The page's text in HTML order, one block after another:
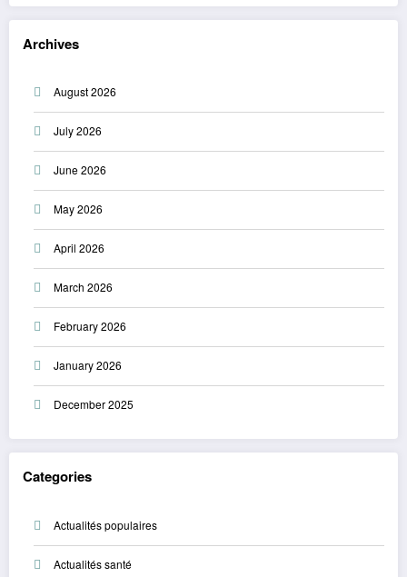
Archives
August 2026
July 2026
June 2026
May 2026
April 2026
March 2026
February 2026
January 2026
December 2025
Categories
Actualités populaires
Actualités santé